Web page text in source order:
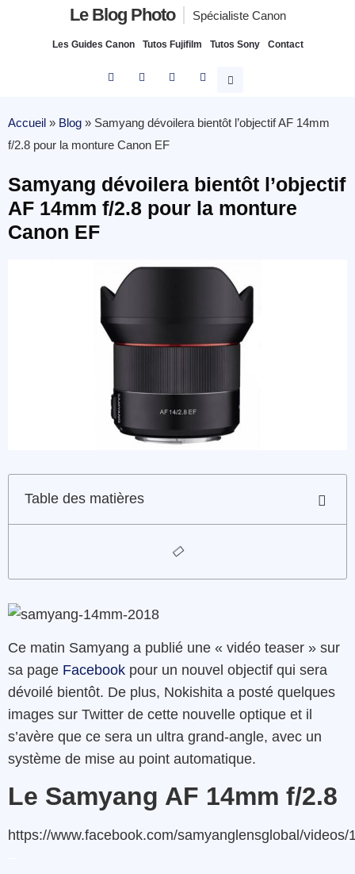
Le Blog Photo Spécialiste Canon
Les Guides Canon Tutos Fujifilm Tutos Sony Contact
Accueil » Blog » Samyang dévoilera bientôt l’objectif AF 14mm
f/2.8 pour la monture Canon EF
Samyang dévoilera bientôt l’objectif
AF 14mm f/2.8 pour la monture
Canon EF
Table des matières
Ce matin Samyang a publié une « vidéo teaser » sur
sa page Facebook pour un nouvel objectif qui sera
dévoilé bientôt. De plus, Nokishita a posté quelques
images sur Twitter de cette nouvelle optique et il
s’avère que ce sera un ultra grand-angle, avec un
système de mise au point automatique.
Le Samyang AF 14mm f/2.8
https://www.facebook.com/samyanglensglobal/videos/